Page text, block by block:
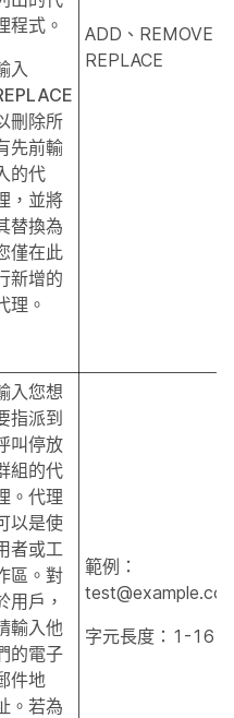
程式。
入
刪除所
先前輸
的代
，並將
替換為
僅在此
新增的
理。
ADD、REMOVE、
REPLACE
入您想
指派到
叫停放
組的代
。代理
以是使
者或工
區。對
用戶，
輸入他
的電子
件地
。若為
範例：
字元長度：1-161